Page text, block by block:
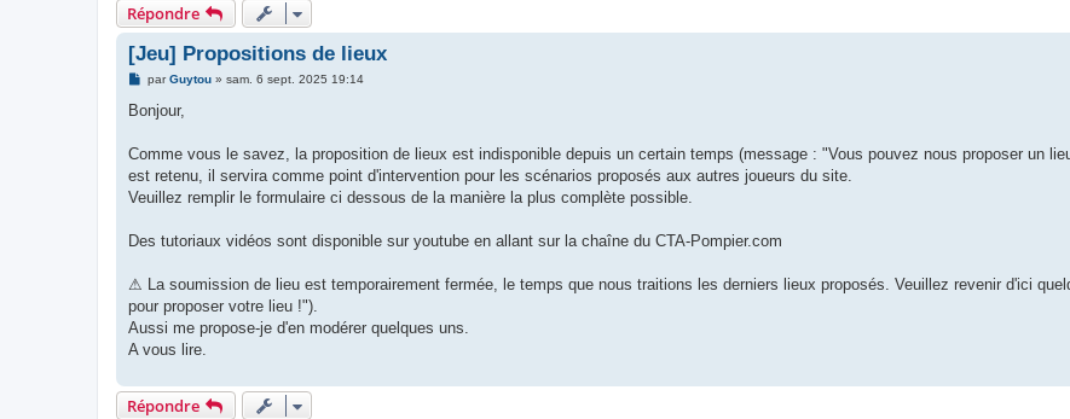
Répondre
[Jeu] Propositions de lieux
M
s
g
parGuytou» sam. 6 sept. 2025 19:14
Bonjour,
Comme vous le savez, la proposition de lieux est indisponible depuis un certain temps (message : "Vous pouvez nous proposer un
est retenu, il servira comme point d'intervention pour les scénarios proposés aux autres joueurs du site.
Veuillez remplir le formulaire ci dessous de la manière la plus complète possible.
Des tutoriaux vidéos sont disponible sur youtube en allant sur la chaîne du CTA-Pompier.com
⚠︎ La soumission de lieu est temporairement fermée, le temps que nous traitions les derniers lieux proposés. Veuillez revenir d'ici
pour proposer votre lieu !").
Aussi me propose-je d'en modérer quelques uns.
A vous lire.
Répondre